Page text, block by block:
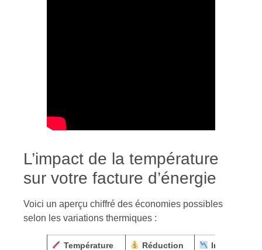
L’impact de la température
sur votre facture d’énergie
Voici un aperçu chiffré des économies possibles
selon les variations thermiques :
Température
Réduction
Impact